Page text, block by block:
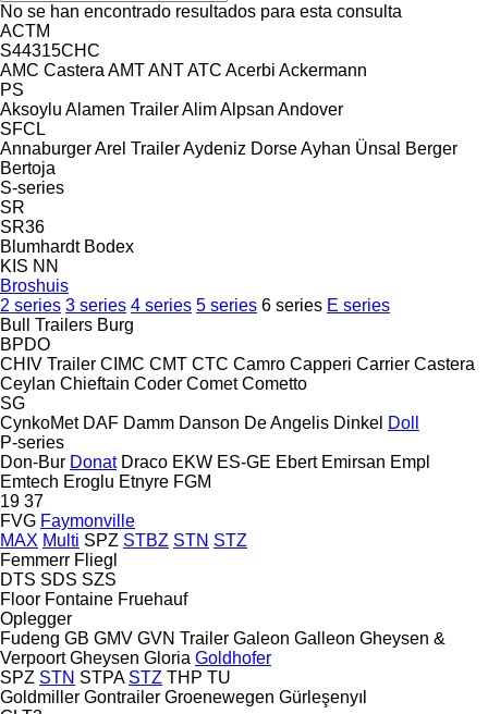
No se han encontrado resultados para esta consulta
ACTM
S44315CHC
AMC Castera AMTANTATC Acerbi Ackermann
PS
Aksoylu Alamen TrailerAlimAlpsan Andover
SFCL
AnnaburgerArel TrailerAydeniz DorseAyhan Ünsal
Berger
Bertoja
S-series
SR
SR36
Blumhardt Bodex
KIS NN
Broshuis
2 series 3 series 4 series 5 series 6 series E series
Bull Trailers Burg
BPDO
CHIV Trailer CIMC CMT CTC Camro Capperi Carrier Castera
Ceylan Chieftain Coder Comet Cometto
SG
CynkoMet DAF Damm Danson De Angelis Dinkel Doll
P-series
Don-Bur Donat Draco EKW ES-GE Ebert Emirsan Empl
Emtech Eroglu Etnyre FGM
19 37
FVG Faymonville
MAX Multi SPZ STBZ STN STZ
Femmerr Fliegl
DTS SDS SZS
Floor Fontaine Fruehauf
Oplegger
Fudeng GB GMV GVN Trailer Galeon Galleon Gheysen &
Verpoort Gheysen Gloria Goldhofer
SPZ STN STPA STZ THP TU
Goldmiller Gontrailer Groenewegen Gürleşenyıl